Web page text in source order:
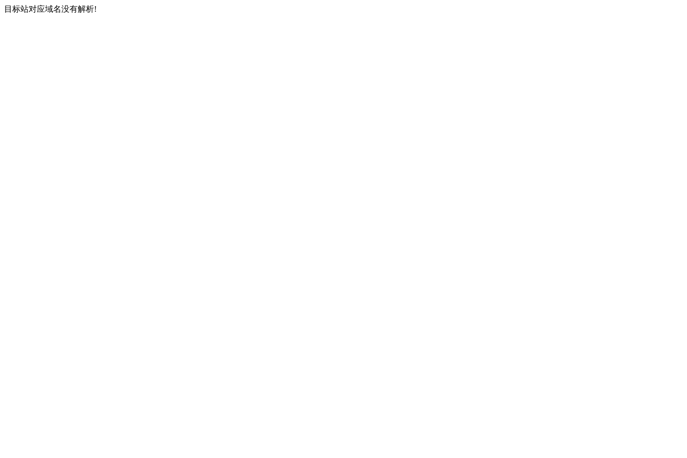
目标站对应域名没有解析!